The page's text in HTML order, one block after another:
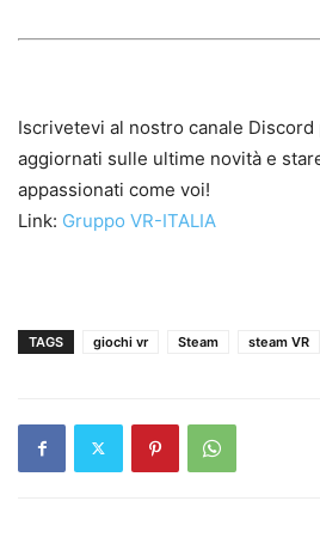
Iscrivetevi al nostro canale
aggiornati sulle ultime novità e
appassionati come voi!
Link: Gruppo VR-ITALIA
TAGS giochi vr Steam steam VR